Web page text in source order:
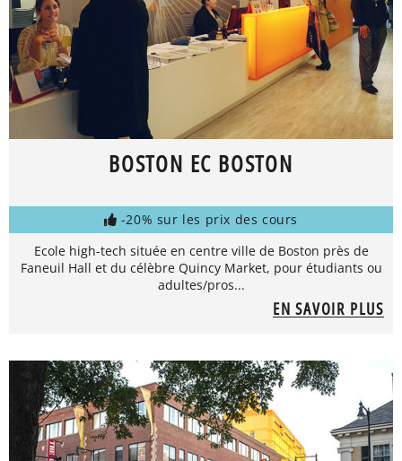
BOSTON EC BOSTON
-20% sur les prix des cours
Ecole high-tech située en centre ville de Boston près de
Faneuil Hall et du célèbre Quincy Market, pour étudiants ou
adultes/pros...
EN SAVOIR PLUS